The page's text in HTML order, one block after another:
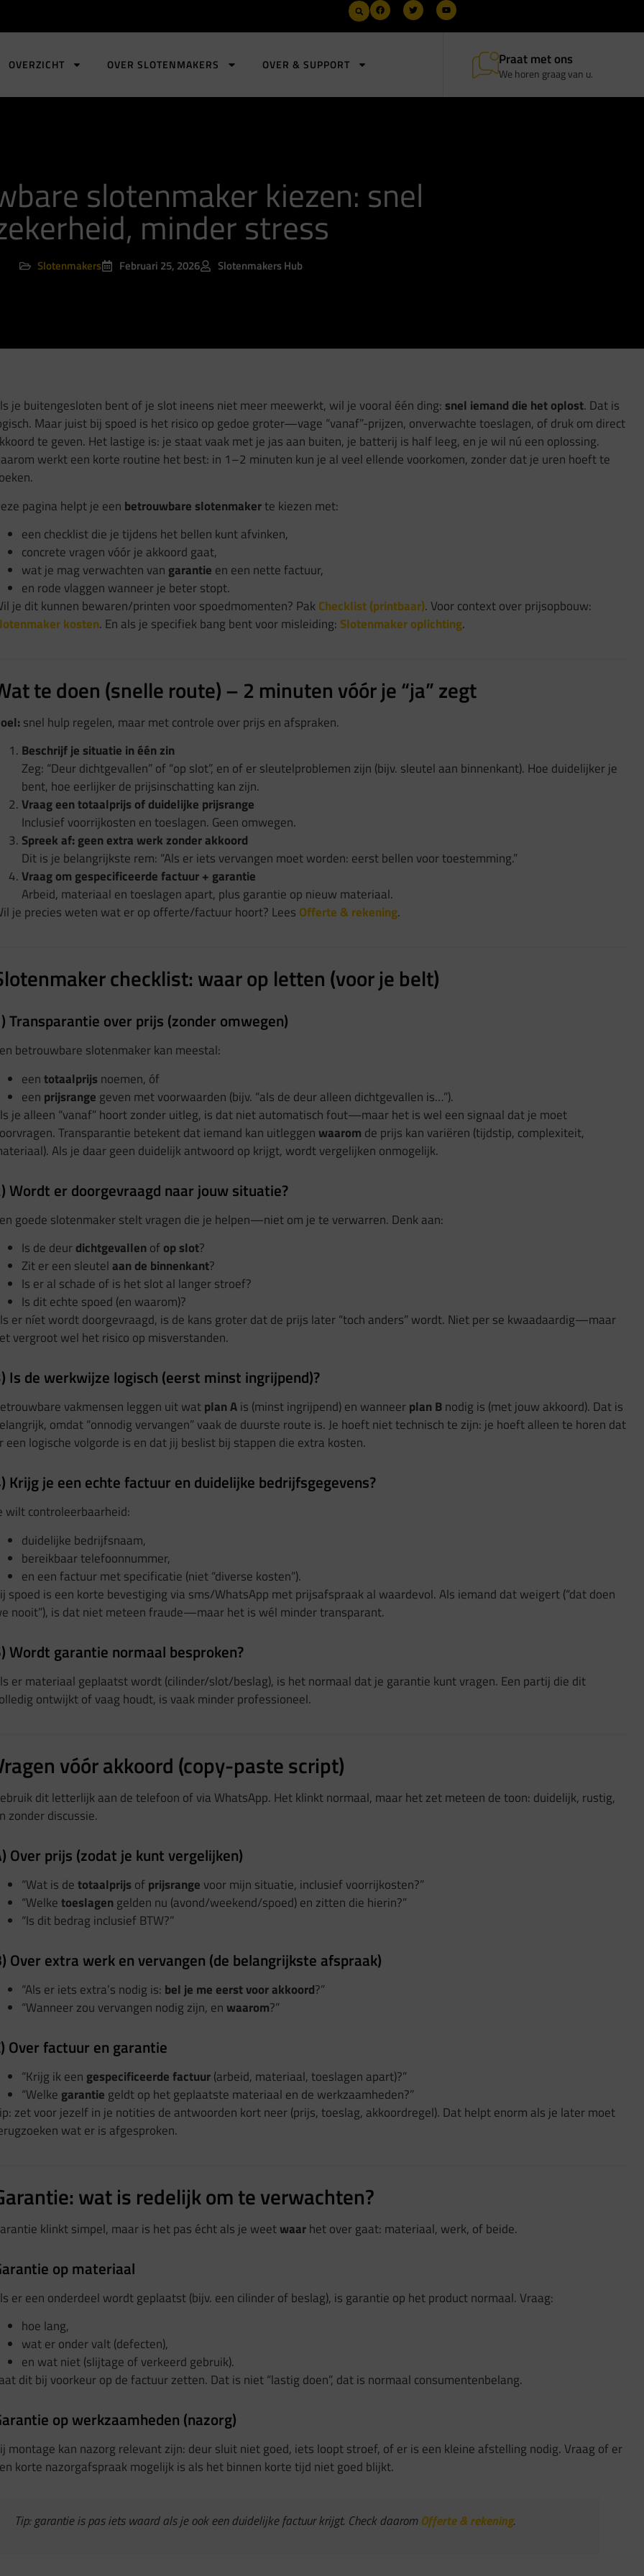
OVERZICHT OVER SLOTENMAKERS OVER & SUPPORT Praat met ons
We horen graag van u.
slotenmaker kiezen: snel
minder stress
Slotenmakers Februari 25, 2026 Slotenmakers Hub
je buitengesloten bent of je slot ineens niet meer meewerkt, wil je vooral één ding: snel iemand die het oplost. Dat is
Maar juist bij spoed is het risico op gedoe groter—vage “vanaf”-prijzen, onverwachte toeslagen, of druk om direct
te geven. Het lastige is: je staat vaak met je jas aan buiten, je batterij is half leeg, en je wil nú een oplossing.
werkt een korte routine het best: in 1–2 minuten kun je al veel ellende voorkomen, zonder dat je uren hoeft te
pagina helpt je een betrouwbare slotenmakerte kiezen met:
een checklist die je tijdens het bellen kunt afvinken,
concrete vragen vóór je akkoord gaat,
wat je mag verwachten van garantie en een nette factuur,
en rode vlaggen wanneer je beter stopt.
je dit kunnen bewaren/printen voor spoedmomenten? PakChecklist (printbaar). Voor context over prijsopbouw:
kosten. En als je specifiek bang bent voor misleiding:Slotenmaker oplichting.
te doen (snelle route) – 2 minuten vóór je “ja” zegt
snel hulp regelen, maar met controle over prijs en afspraken.
Beschrijf je situatie in één zin
Zeg: “Deur dichtgevallen” of “op slot”, en of er sleutelproblemen zijn (bijv. sleutel aan binnenkant). Hoe duidelijker je
bent, hoe eerlijker de prijsinschatting kan zijn.
Vraag een totaalprijs of duidelijke prijsrange
Inclusief voorrijkosten en toeslagen. Geen omwegen.
Spreek af: geen extra werk zonder akkoord
Dit is je belangrijkste rem: “Als er iets vervangen moet worden: eerst bellen voor toestemming.”
Vraag om gespecificeerde factuur + garantie
Arbeid, materiaal en toeslagen apart, plus garantie op nieuw materiaal.
je precies weten wat er op offerte/factuur hoort? Lees Offerte & rekening.
checklist: waar op letten (voor je belt)
Transparantie over prijs (zonder omwegen)
betrouwbare slotenmaker kan meestal:
eentotaalprijs noemen, óf
een prijsrange geven met voorwaarden (bijv. “als de deur alleen dichtgevallen is…”).
je alleen “vanaf” hoort zonder uitleg, is dat niet automatisch fout—maar het is wel een signaal dat je moet
Transparantie betekent dat iemand kan uitleggenwaarom de prijs kan variëren (tijdstip, complexiteit,
Als je daar geen duidelijk antwoord op krijgt, wordt vergelijken onmogelijk.
Wordt er doorgevraagd naar jouw situatie?
goede slotenmaker stelt vragen die je helpen—niet om je te verwarren. Denk aan:
Is de deurdichtgevallenofop slot?
Zit er een sleutelaan de binnenkant?
Is er al schade of is het slot al langer stroef?
Is dit echte spoed (en waarom)?
er níet wordt doorgevraagd, is de kans groter dat de prijs later “toch anders” wordt. Niet per se kwaadaardig—maar
vergroot wel het risico op misverstanden.
Is de werkwijze logisch (eerst minst ingrijpend)?
vakmensen leggen uit watplan Ais (minst ingrijpend) en wanneerplan Bnodig is (met jouw akkoord). Dat is
omdat “onnodig vervangen” vaak de duurste route is. Je hoeft niet technisch te zijn: je hoeft alleen te horen dat
een logische volgorde is en dat jij beslist bij stappen die extra kosten.
Krijg je een echte factuur en duidelijke bedrijfsgegevens?
wilt controleerbaarheid:
duidelijke bedrijfsnaam,
bereikbaar telefoonnummer,
en een factuur met specificatie (niet “diverse kosten”).
spoed is een korte bevestiging via sms/WhatsApp met prijsafspraak al waardevol. Als iemand dat weigert (“dat doen
nooit”), is dat niet meteen fraude—maar het is wél minder transparant.
Wordt garantie normaal besproken?
er materiaal geplaatst wordt (cilinder/slot/beslag), is het normaal dat je garantie kunt vragen. Een partij die dit
ontwijkt of vaag houdt, is vaak minder professioneel.
vóór akkoord (copy-paste script)
dit letterlijk aan de telefoon of via WhatsApp. Het klinkt normaal, maar het zet meteen de toon: duidelijk, rustig,
zonder discussie.
Over prijs (zodat je kunt vergelijken)
“Wat is detotaalprijs ofprijsrange voor mijn situatie, inclusief voorrijkosten?”
“Welketoeslagengelden nu (avond/weekend/spoed) en zitten die hierin?”
“Is dit bedrag inclusief BTW?”
Over extra werk en vervangen (de belangrijkste afspraak)
“Als er iets extra’s nodig is: bel je me eerst voor akkoord?”
“Wanneer zou vervangen nodig zijn, enwaarom?”
Over factuur en garantie
“Krijg ik een gespecificeerde factuur(arbeid, materiaal, toeslagen apart)?”
“Welke garantie geldt op het geplaatste materiaal en de werkzaamheden?”
zet voor jezelf in je notities de antwoorden kort neer (prijs, toeslag, akkoordregel). Dat helpt enorm als je later moet
wat er is afgesproken.
wat is redelijk om te verwachten?
klinkt simpel, maar is het pas écht als je weetwaarhet over gaat: materiaal, werk, of beide.
op materiaal
er een onderdeel wordt geplaatst (bijv. een cilinder of beslag), is garantie op het product normaal. Vraag:
hoe lang,
wat er onder valt (defecten),
en wat niet (slijtage of verkeerd gebruik).
dit bij voorkeur op de factuur zetten. Dat is niet “lastig doen”, dat is normaal consumentenbelang.
op werkzaamheden (nazorg)
montage kan nazorg relevant zijn: deur sluit niet goed, iets loopt stroef, of er is een kleine afstelling nodig. Vraag of er
korte nazorgafspraak mogelijk is als het binnen korte tijd niet goed blijkt.
Tip: garantie is pas iets waard als je ook een duidelijke factuur krijgt. Check daaromOfferte & rekening.